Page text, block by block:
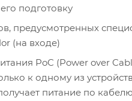
подготовку
предусмотренных
(на входе)
PoC (Power over
к одному из
питание по